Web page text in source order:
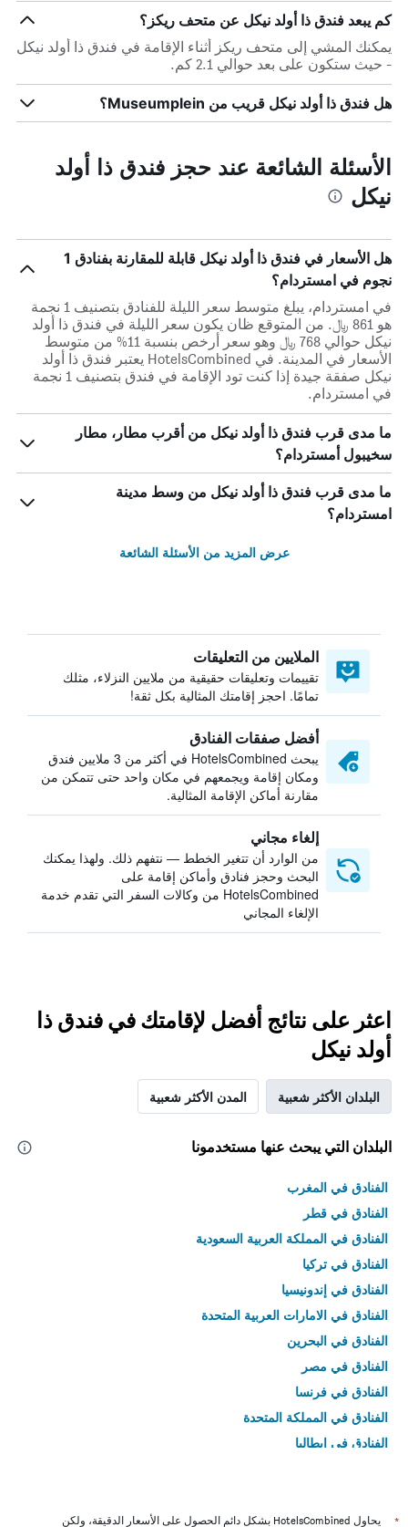
كم يبعد فندق ذا أولد نيكل عن متحف ريكز؟
يمكنك المشي إلى متحف ريكز أثناء الإقامة في فندق ذا أولد نيكل
- حيث ستكون على بعد حوالي 2.1 كم.
هل فندق ذا أولد نيكل قريب من Museumplein؟
الأسئلة الشائعة عند حجز فندق ذا أولد
نيكل
هل الأسعار في فندق ذا أولد نيكل قابلة للمقارنة بفنادق 1
نجوم في امستردام؟
في امستردام، يبلغ متوسط ​​سعر الليلة للفنادق بتصنيف 1 نجمة
هو 861 ﷼. من المتوقع ظان يكون سعر الليلة في فندق ذا أولد
نيكل حوالي 768 ﷼ وهو سعر أرخص بنسبة 11% من متوسط
الأسعار في المدينة. في HotelsCombined يعتبر فندق ذا أولد
نيكل صفقة جيدة إذا كنت تود الإقامة في فندق بتصنيف 1 نجمة
في امستردام.
ما مدى قرب فندق ذا أولد نيكل من أقرب مطار، مطار
سخيبول أمستردام؟
ما مدى قرب فندق ذا أولد نيكل من وسط مدينة
امستردام؟
عرض المزيد من الأسئلة الشائعة
الملايين من التعليقات
تقييمات وتعليقات حقيقية من ملايين النزلاء، مثلك
تمامًا. احجز إقامتك المثالية بكل ثقة!
أفضل صفقات الفنادق
يبحث HotelsCombined في أكثر من 3 ملايين فندق
ومكان إقامة ويجمعهم في مكان واحد حتى تتمكن من
مقارنة أماكن الإقامة المثالية.
إلغاء مجاني
من الوارد أن تتغير الخطط — نتفهم ذلك. ولهذا يمكنك
البحث وحجز فنادق وأماكن إقامة على
HotelsCombined من وكالات السفر التي تقدم خدمة
الإلغاء المجاني
اعثر على نتائج أفضل لإقامتك في فندق ذا
أولد نيكل
البلدان الأكثر شعبية المدن الأكثر شعبية
البلدان التي يبحث عنها مستخدمونا
الفنادق في المغرب
الفنادق في قطر
الفنادق في المملكة العربية السعودية
الفنادق في تركيا
الفنادق في إندونيسيا
الفنادق في الامارات العربية المتحدة
الفنادق في البحرين
الفنادق في مصر
الفنادق في فرنسا
الفنادق في المملكة المتحدة
الفنادق في إيطاليا
* يحاول HotelsCombined بشكل دائم الحصول على الأسعار الدقيقة، ولكن